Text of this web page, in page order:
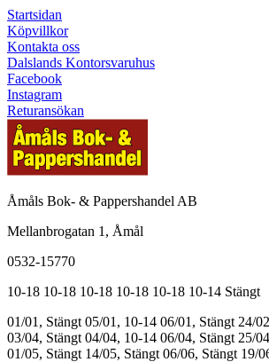
Startsidan
Köpvillkor
Kontakta oss
Dalslands Kontorsvaruhus
Facebook
Instagram
Returansökan
Åmåls Bok- & Pappershandel AB
Mellanbrogatan 1, Åmål
0532-15770
10-18 10-18 10-18 10-18 10-18 10-14 Stängt
01/01, Stängt 05/01, 10-14 06/01, Stängt 24/
03/04, Stängt 04/04, 10-14 06/04, Stängt 25/
01/05, Stängt 14/05, Stängt 06/06, Stängt 19/